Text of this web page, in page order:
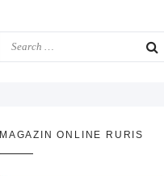
MAGAZIN ONLINE RURIS